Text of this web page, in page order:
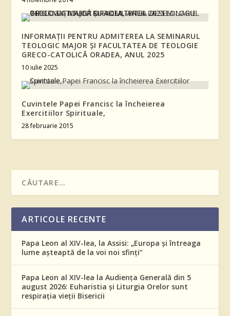
INFORMAŢII PENTRU ADMITEREA LA SEMINARUL
TEOLOGIC MAJOR ȘI FACULTATEA DE TEOLOGIE
GRECO-CATOLICĂ ORADEA, ANUL 2025
10 iulie 2025
Cuvintele Papei Francisc la încheierea
Exercitiilor Spirituale,
28 februarie 2015
ARTICOLE RECENTE
Papa Leon al XIV-lea, la Assisi: „Europa și întreaga
lume așteaptă de la voi noi sfinți”
Papa Leon al XIV-lea la Audiența Generală din 5
august 2026: Euharistia și Liturgia Orelor sunt
respirația vieții Bisericii